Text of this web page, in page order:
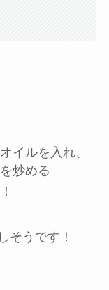
イルを入れ、
炒める
そうです！